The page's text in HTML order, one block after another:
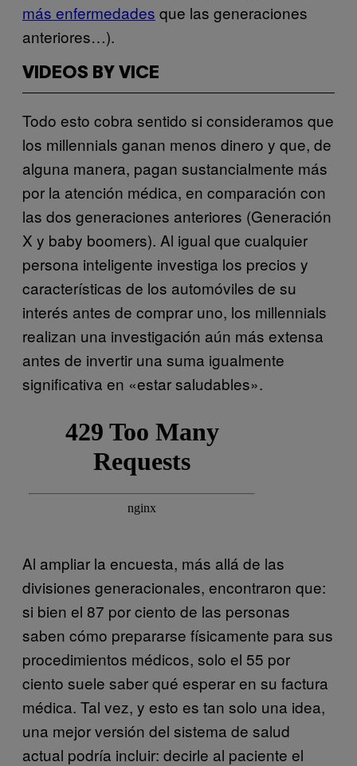
más enfermedades que las generaciones
anteriores…).
VIDEOS BY VICE
Todo esto cobra sentido si consideramos que
los millennials ganan menos dinero y que, de
alguna manera, pagan sustancialmente más
por la atención médica, en comparación con
las dos generaciones anteriores (Generación
X y baby boomers). Al igual que cualquier
persona inteligente investiga los precios y
características de los automóviles de su
interés antes de comprar uno, los millennials
realizan una investigación aún más extensa
antes de invertir una suma igualmente
significativa en «estar saludables».
Al ampliar la encuesta, más allá de las
divisiones generacionales, encontraron que:
si bien el 87 por ciento de las personas
saben cómo prepararse físicamente para sus
procedimientos médicos, solo el 55 por
ciento suele saber qué esperar en su factura
médica. Tal vez, y esto es tan solo una idea,
una mejor versión del sistema de salud
actual podría incluir: decirle al paciente el